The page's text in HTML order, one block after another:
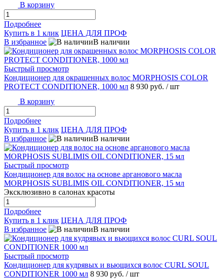
В корзину
Подробнее
Купить в 1 клик ЦЕНА ДЛЯ ПРОФ
В избранное
В наличии
Быстрый просмотр
Кондиционер для окрашенных волос MORPHOSIS COLOR
PROTECT CONDITIONER, 1000 мл 8 930 руб. / шт
В корзину
Подробнее
Купить в 1 клик ЦЕНА ДЛЯ ПРОФ
В избранное
В наличии
Быстрый просмотр
Кондиционер для волос на основе арганового масла
MORPHOSIS SUBLIMIS OIL CONDITIONER, 15 мл
Эксклюзивно в салонах красоты
Подробнее
Купить в 1 клик ЦЕНА ДЛЯ ПРОФ
В избранное
В наличии
Быстрый просмотр
Кондиционер для кудрявых и вьющихся волос CURL SOUL
CONDITIONER 1000 мл 8 930 руб. / шт